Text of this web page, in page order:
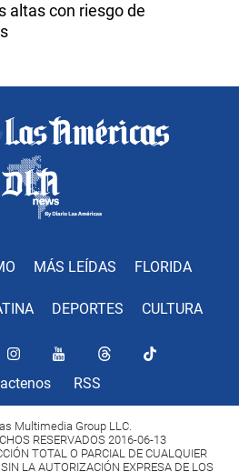
altas con riesgo de
MÁS LEÍDAS FLORIDA
DEPORTES CULTURA
RSS
Multimedia Group LLC.
RESERVADOS 2016-06-13
TOTAL O PARCIAL DE CUALQUIER
LA AUTORIZACIÓN EXPRESA DE LOS